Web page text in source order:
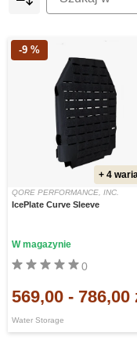
-9 %
+ 4
QORE PERFORMANCE, INC.
IcePlate Curve Sleeve
Water Storage
0
W magazynie
569,00 - 786,00